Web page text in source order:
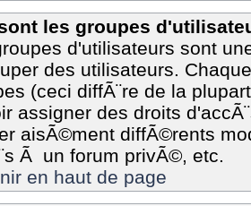
les groupes
d'utilisateurs sont
des utilisateurs.
(ceci diffÃ¨re de la
assigner des droits
aisÃ©ment diffÃ©rents
Ã un forum privÃ©, etc.
en haut de page